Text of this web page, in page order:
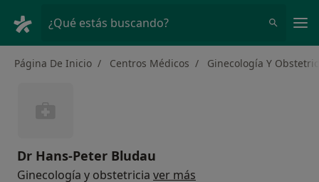
¿Qué estás buscando?
Página De Inicio Centros Médicos Ginecología Y
Dr Hans-Peter Bludau
Ginecología y obstetricia ver más